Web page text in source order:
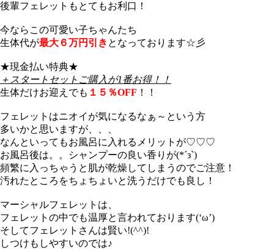
後輩フェレットもとてもお利口！
今ならこの可愛い子ちゃんたち
生体代が最大６万円引き となっております☆彡
★現金払い特典★
＋スタートセットご購入が1番お得！！
生体だけお迎えでも １５％OFF ！！
フェレットはニオイが気になるなぁ～という方
多いかと思いますが、、、
なんといってもお風呂に入れるメリットが♡♡♡
お風呂後は。。シャンプーの良い香りが(*´з`)
頻繁に入っちゃうと肌が乾燥してしまうのでご注意！
汚れたところをちょちょいと洗うだけでも良し！
マーシャルフェレットは、
フェレットの中でも温厚と言われております(‘ω’)
そしてフェレットさんは賢い!(^^)!
しつけもしやすいのでは♪